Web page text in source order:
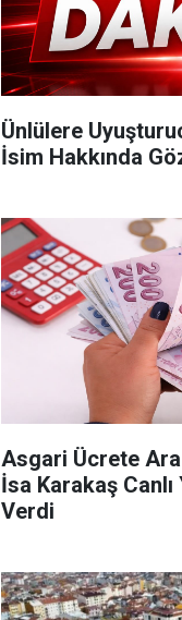
Ünlülere
İsim Hakkında
Asgari Ücrete
İsa Karakaş Canlı
Verdi